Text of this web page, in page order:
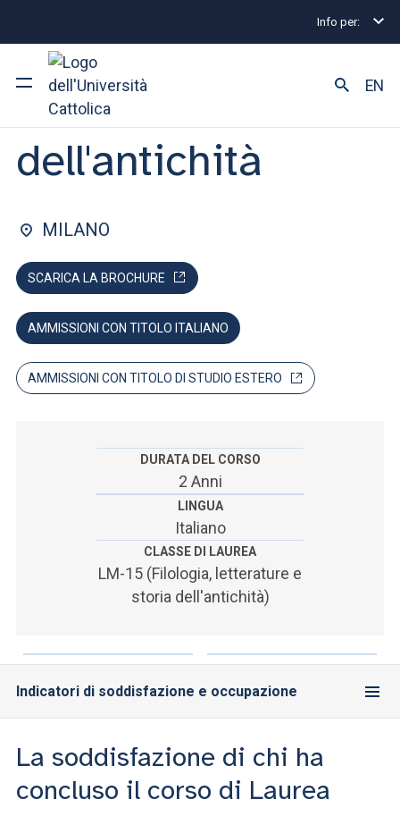
Info per:
Ateneo
Ricerca
Facoltà e campus
SEI UNO STUDENTE ISCRITTO?
SEI UN DOCENTE O UN MEMBRO DELLO STAFF
EN
Scienze dell'antichità
FACOLTÀ DI: LETTERE E FILOSOFIA
Scienze
dell'antichità
MILANO
SCARICA LA BROCHURE
AMMISSIONI CON TITOLO ITALIANO
AMMISSIONI CON TITOLO DI STUDIO ESTERO
DURATA DEL CORSO
2 Anni
LINGUA
Italiano
CLASSE DI LAUREA
LM-15 (Filologia, letterature e
storia dell'antichità)
Indicatori di soddisfazione e occupazione
La soddisfazione di chi ha
concluso il corso di Laurea